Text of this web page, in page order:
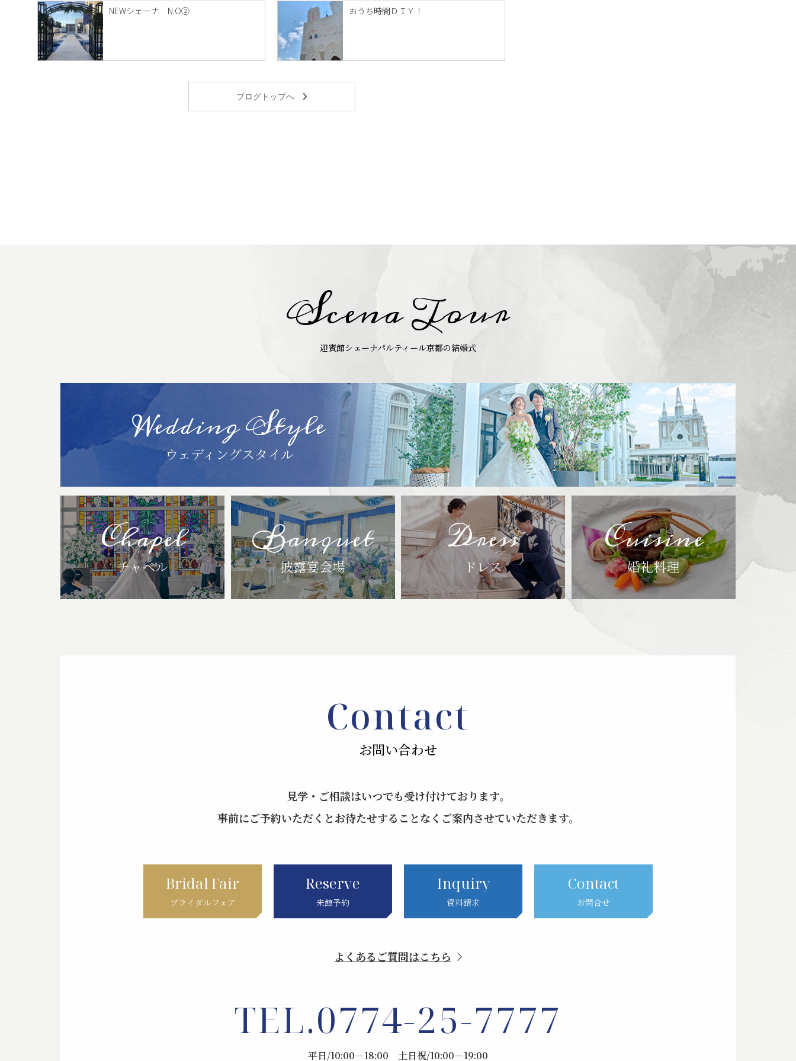
NEWシェーナ N.O② おうち時間ＤＩＹ！
ブログトップへ
Scena Tour
迎賓館シェーナパルティール京都の結婚式
Wedding Style
ウェディングスタイル
Chapel
チャペル
Banquet
披露宴会場
Dress
ドレス
Cuisine
婚礼料理
Contact
お問い合わせ
見学・ご相談はいつでも受け付けております。
事前にご予約いただくとお待たせすることなくご案内させていただきます。
Bridal Fair
ブライダルフェア
Reserve
来館予約
Inquiry
資料請求
Contact
お問合せ
よくあるご質問はこちら
TEL.0774-25-7777
平日/10:00－18:00 土日祝/10:00－19:00